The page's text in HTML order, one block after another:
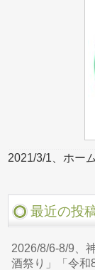
2021/3/1、ホー
最近の投
2026/8/6-8/9、
酒祭り」「令和